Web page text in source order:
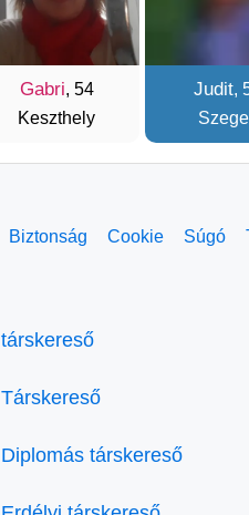
Gabri, 54
Keszthely
Judit,
Biztonság Cookie Súgó
társkereső
Társkereső
Diplomás társkereső